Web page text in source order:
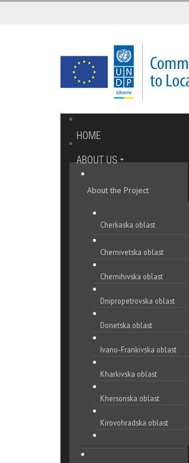
HOME
ABOUT US
About the Project
Cherkaska oblast
Chernivetska oblast
Chernihivska oblast
Dnipropetrovska oblast
Donetska oblast
Ivano-Frankivska oblast
Kharkivska oblast
Khersonska oblast
Kirovohradska oblast
Khmelnytska oblast